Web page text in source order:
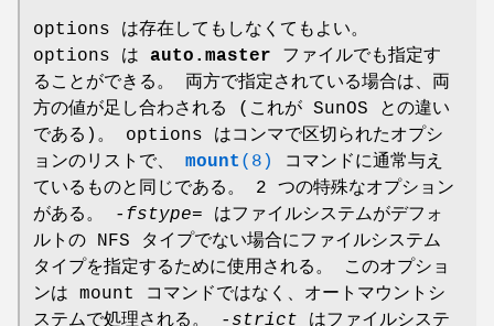
options は存在してもしなくてもよい。
options は auto.master ファイルでも指定す
ることができる。 両方で指定されている場合は、両
方の値が足し合わされる (これが SunOS との違い
である)。 options はコンマで区切られたオプシ
ョンのリストで、 mount (8)
コマンドに通常与え
ているものと同じである。 2 つの特殊なオプション
がある。
-fstype= はファイルシステムがデフォ
ルトの NFS タイプでない場合にファイルシステム
タイプを指定するために使用される。 このオプショ
ンは mount コマンドではなく、オートマウントシ
ステムで処理される。
-strict はファイルシステ